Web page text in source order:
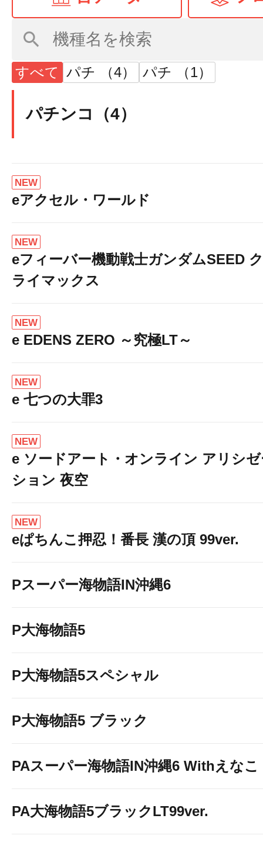
すべて パチ （4） パチ （1）
パチンコ（4）
NEW
eアクセル・ワールド
NEW
eフィーバー機動戦士ガンダムSEED ク
ライマックス
NEW
e EDENS ZERO ～究極LT～
NEW
e 七つの大罪3
NEW
e ソードアート・オンライン アリシ
ション 夜空
NEW
eぱちんこ押忍！番長 漢の頂 99ver.
Pスーパー海物語IN沖縄6
P大海物語5
P大海物語5スペシャル
P大海物語5 ブラック
PAスーパー海物語IN沖縄6 Withえなこ
PA大海物語5ブラックLT99ver.